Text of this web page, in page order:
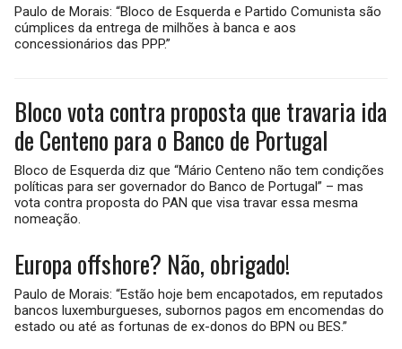
Paulo de Morais: “Bloco de Esquerda e Partido Comunista são
cúmplices da entrega de milhões à banca e aos
concessionários das PPP.”
Bloco vota contra proposta que travaria ida
de Centeno para o Banco de Portugal
Bloco de Esquerda diz que “Mário Centeno não tem condições
políticas para ser governador do Banco de Portugal” – mas
vota contra proposta do PAN que visa travar essa mesma
nomeação.
Europa offshore? Não, obrigado!
Paulo de Morais: “Estão hoje bem encapotados, em reputados
bancos luxemburgueses, subornos pagos em encomendas do
estado ou até as fortunas de ex-donos do BPN ou BES.”